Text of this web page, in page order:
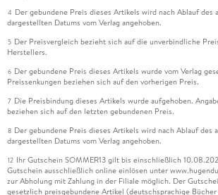
4 Der gebundene Preis dieses Artikels wird nach Ablauf des
dargestellten Datums vom Verlag angehoben.
5 Der Preisvergleich bezieht sich auf die unverbindliche
Herstellers.
6 Der gebundene Preis dieses Artikels wurde vom Verlag
Preissenkungen beziehen sich auf den vorherigen Preis.
7 Die Preisbindung dieses Artikels wurde aufgehoben.
beziehen sich auf den letzten gebundenen Preis.
8 Der gebundene Preis dieses Artikels wird nach Ablauf des
dargestellten Datums vom Verlag angehoben.
12 Ihr Gutschein SOMMER13 gilt bis einschließlich
Gutschein ausschließlich online einlösen unter
zur Abholung mit Zahlung in der Filiale möglich. Der
gesetzlich preisgebundene Artikel (deutschsprachige